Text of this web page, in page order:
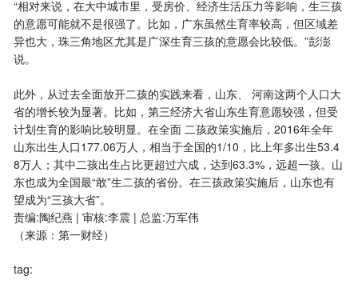
“相对来说，在大中城市里，受房价、经济生活压力等影响，生三孩
的意愿可能就不是很强了。比如，广东虽然生育率较高，但区域差
异也大，珠三角地区尤其是广深生育三孩的意愿会比较低。”彭澎
说。
此外，从过去全面放开二孩的实践来看，山东、 河南这两个人口大
省的增长较为显著。比如，第三经济大省山东生育意愿较强，但受
计划生育的影响比较明显。在全面 二孩政策实施后，2016年全年
山东出生人口177.06万人，相当于全国的1/10，比上年多出生53.4
8万人；其中二孩出生占比更超过六成，达到63.3%，远超一孩。山
东也成为全国最“敢”生二孩的省份。在三孩政策实施后，山东也有
望成为“三孩大省”。
责编:陶纪燕 | 审核:李震 | 总监:万军伟
（来源：第一财经）
tag: